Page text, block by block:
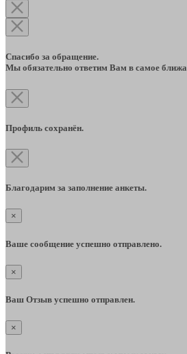
Спасибо за обращение.
Мы обязательно ответим Вам в самое
Профиль сохранён.
Благодарим за заполнение анкеты.
×
Ваше сообщение успешно отправлено.
×
Ваш Отзыв успешно отправлен.
×